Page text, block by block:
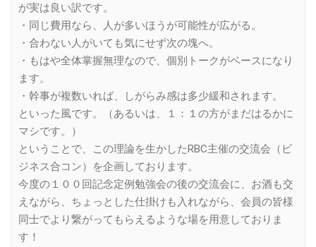
が実は良い訳です。
・同じ費用なら、人が多いほうが可能性が広がる。
・合わない人がいても気にせず次の塊へ。
・もはや全体掌握無理なので、個別トークがベースになり
ます。
・幹事が複数いれば、しがらみ感は多少緩和されます。
といった風です。（あるいは、１：１の方がまだはるかに
マシです。）
ということで、この理論を生かしたRBC主催の交流会（ビ
ジネス合コン）を企画しております。
今度の１００回記念定例勉強会の後の交流会に、お酒も交
えながら、ちょっとした仕掛けも入れながら、会員の皆様
同士でより繋がってもらえるような場を用意しておりま
す！